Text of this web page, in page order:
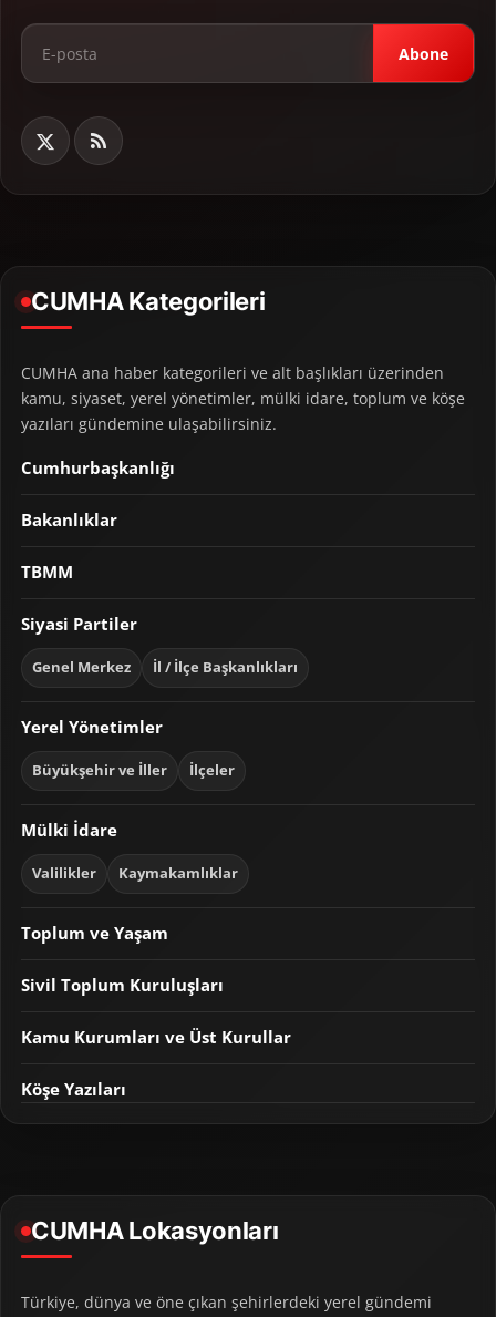
Abone
CUMHA Kategorileri
CUMHA ana haber kategorileri ve alt başlıkları üzerinden
kamu, siyaset, yerel yönetimler, mülki idare, toplum ve köşe
yazıları gündemine ulaşabilirsiniz.
Cumhurbaşkanlığı
Bakanlıklar
TBMM
Siyasi Partiler
Genel Merkez İl / İlçe Başkanlıkları
Yerel Yönetimler
Büyükşehir ve İller İlçeler
Mülki İdare
Valilikler Kaymakamlıklar
Toplum ve Yaşam
Sivil Toplum Kuruluşları
Kamu Kurumları ve Üst Kurullar
Köşe Yazıları
CUMHA Lokasyonları
Türkiye, dünya ve öne çıkan şehirlerdeki yerel gündemi